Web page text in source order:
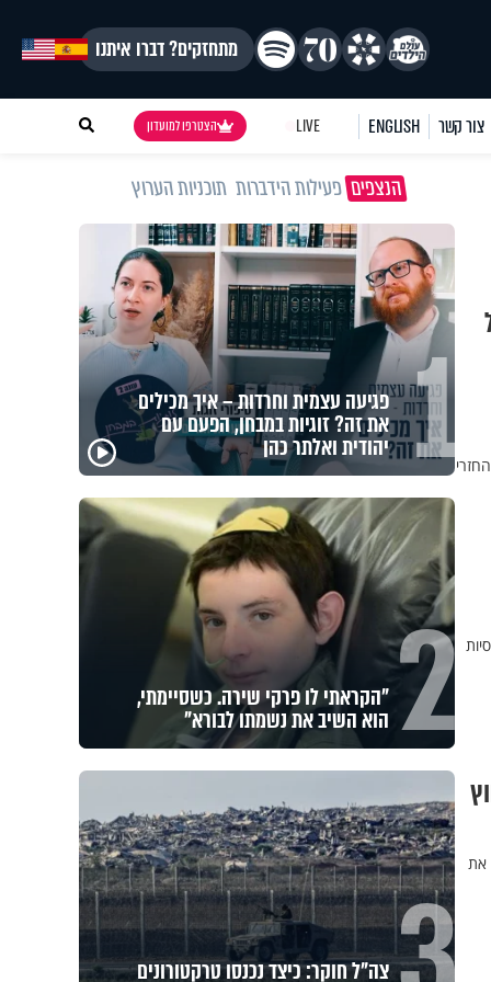
מתחזקים? דברו איתנו
צור קשר ENGLISH
LIVE הצטרפו למועדון
החזרי
את
הנצפיםפעילות הידברות תוכניות הערוץ
1 מזוזות, ציציות וספרים מחזקים:
המיזם שיביא שמירה רוחנית לאלפי
חיילי צה"ל
2 לזיווגים, שלום בית וישועות: המשדר
העולמי של ט"ו באב
אחי, מחכים רק לך: יום התפילין